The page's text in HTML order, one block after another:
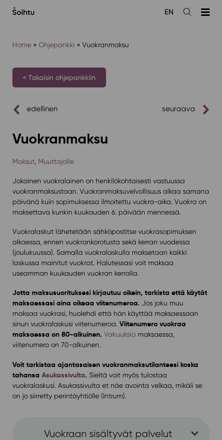
sisältöön
Avaa
EN
Home» Ohjepankki » Vuokranmaksu
< Takaisin ohjepankkiin
edellinen seuraava
Vuokranmaksu
Maksut, Muuttajalle
Jokainen vuokralainen on henkilökohtaisesti vastuussa
vuokranmaksustaan. Vuokranmaksuvelvollisuus alkaa samana
päivänä kuin sopimuksessa ilmoitettu vuokra-aika. Vuokra on
maksettava kunkin kuukauden 6. päivään mennessä.
Vuokralaskut lähetetään sähköpostitse vuokrasopimuksen
alkaessa, ennen vuokrankorotusta sekä kerran vuodessa
(joulukuussa). Samalla vuokralaskulla maksetaan kaikki
laskussa mainitut vuokrat. Halutessasi voit maksaa
useamman kuukauden vuokran kerralla.
Jotta maksusuorituksesi kirjautuu oikein, tarkista että käytät
maksaessasi aina oikeaa viitenumeroa. Jos joku muu
maksaa vuokrasi, huolehdi että hän käyttää maksaessaan
sinun vuokralaskusi viitenumeroa. Viitenumero vuokraa
maksaessa on 80-alkuinen. Vakuuksia maksaessa,
viitenumero on 70-alkuinen.
Voit tarkistaa ajantasaisen vuokranmaksutilanteesi koska
tahansa Asukassivulta. Sieltä voit myös tulostaa
vuokralaskusi. Asukassivulta et näe avointa velkaa, mikäli se
on jo siirretty perintäyhtiölle (Intrum).
Vuokraan sisältyvät palvelut